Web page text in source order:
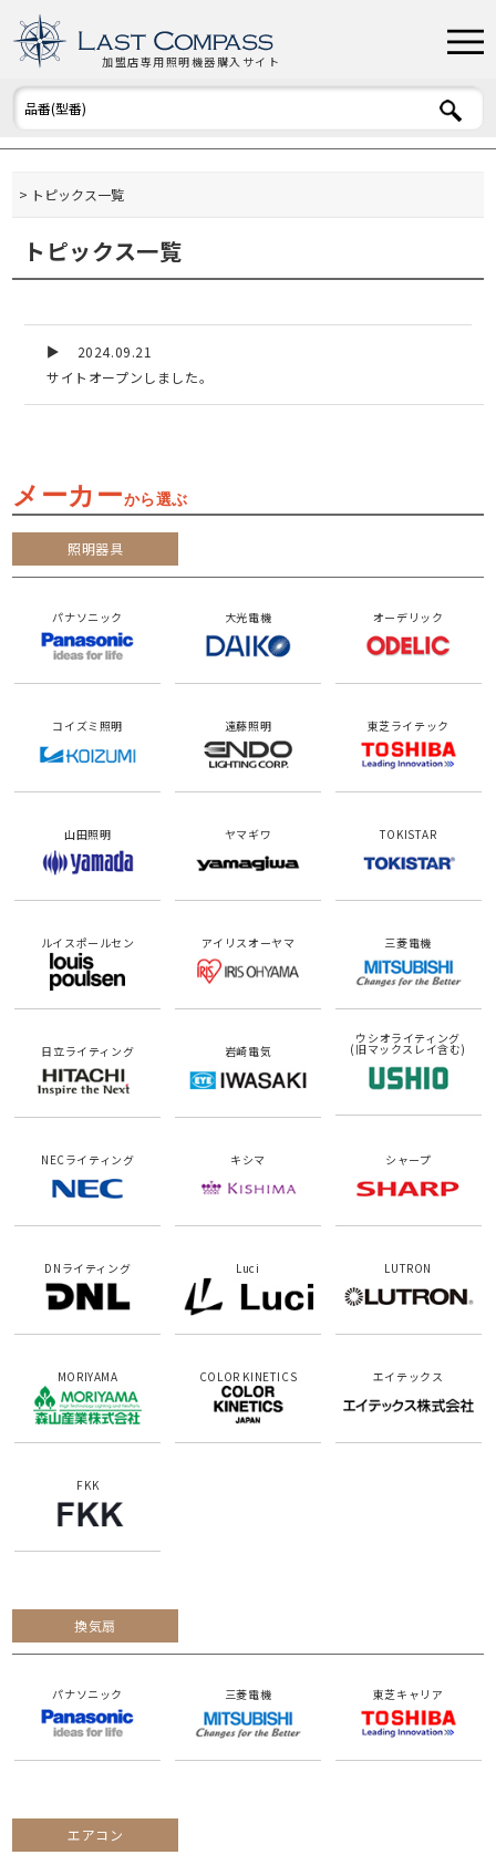
加盟店専用照明機器購入サイト
トピックス一覧
トピックス一覧
2024.09.21
サイトオープンしました。
メーカーから選ぶ
照明器具
パナソニック 大光電機 オーデリック
コイズミ照明 遠藤照明 東芝ライテック
山田照明 ヤマギワ TOKISTAR
ルイスポールセン アイリスオーヤマ 三菱電機
日立ライティング 岩崎電気
ウシオライティング
(旧マックスレイ含む)
NECライティング キシマ シャープ
DNライティング Luci LUTRON
MORIYAMA COLOR KINETICS エイテックス
FKK
換気扇
パナソニック 三菱電機 東芝キャリア
エアコン